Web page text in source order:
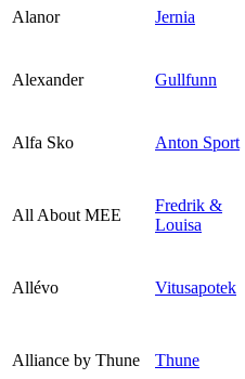
Alanor Jernia
Alexander Gullfunn
Alfa Sko Anton Sport
All About MEE
Fredrik &
Louisa
Allévo Vitusapotek
Alliance by Thune Thune